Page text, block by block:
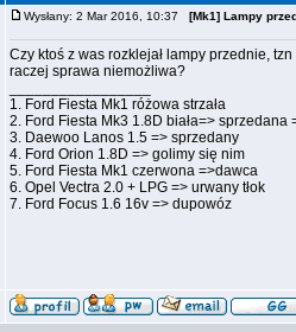
Wysłany: 2 Mar 2016, 10:37 [Mk1] Lampy
Czy ktoś z was rozklejał lampy przednie,
raczej sprawa niemożliwa?
1. Ford Fiesta Mk1 różowa strzała
2. Ford Fiesta Mk3 1.8D biała=> sprzedana
3. Daewoo Lanos 1.5 => sprzedany
4. Ford Orion 1.8D => golimy się nim
5. Ford Fiesta Mk1 czerwona =>dawca
6. Opel Vectra 2.0 + LPG => urwany tłok
7. Ford Focus 1.6 16v => dupowóz